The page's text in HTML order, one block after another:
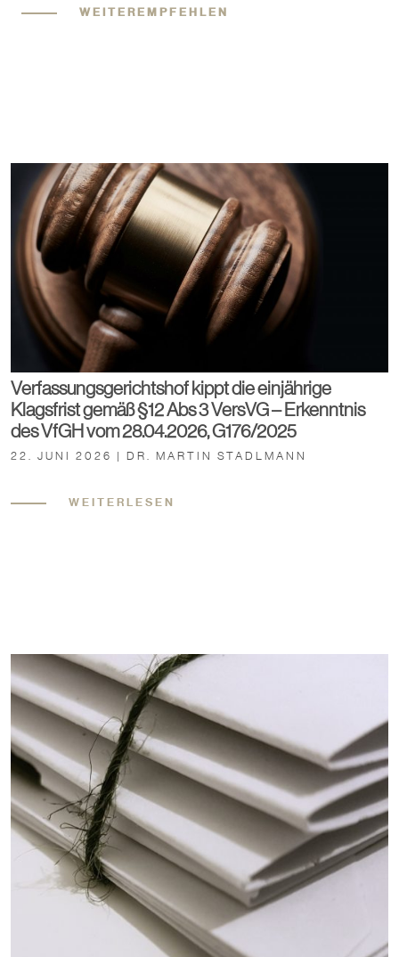
WEITEREMPFEHLEN
Verfassungsgerichtshof kippt die einjährige
Klagsfrist gemäß §12 Abs 3 VersVG – Erkenntnis
des VfGH vom 28.04.2026, G176/2025
22. JUNI 2026 | DR. MARTIN STADLMANN
WEITERLESEN